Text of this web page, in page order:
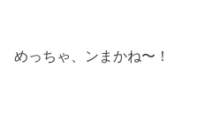
めっちゃ、ンまかね〜！